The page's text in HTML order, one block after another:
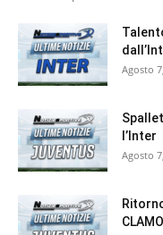
Agosto
l’Inter
Agosto